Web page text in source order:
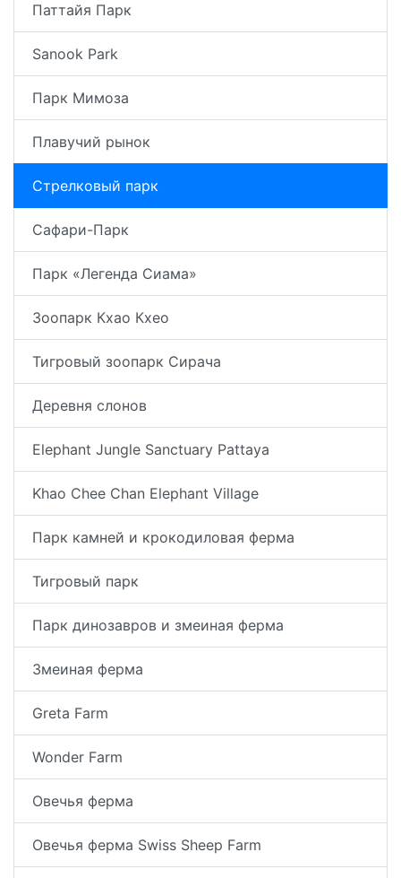
Паттайя Парк
Sanook Park
Парк Мимоза
Плавучий рынок
Стрелковый парк
Сафари-Парк
Парк «Легенда Сиама»
Зоопарк Кхао Кхео
Тигровый зоопарк Сирача
Деревня слонов
Elephant Jungle Sanctuary Pattaya
Khao Сhee Сhan Elephant Village
Парк камней и крокодиловая ферма
Тигровый парк
Парк динозавров и змеиная ферма
Змеиная ферма
Greta Farm
Wonder Farm
Овечья ферма
Овечья ферма Swiss Sheep Farm